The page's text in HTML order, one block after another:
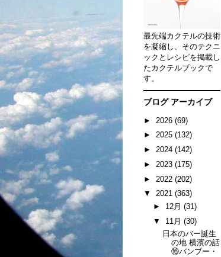
最先端カクテルの技術
を凝縮し、そのテクニ
ックとレシピを掲載し
たカクテルブックで
す。
ブログ アーカイブ
► 2026 (69)
► 2025 (132)
► 2024 (142)
► 2023 (175)
► 2022 (202)
▼ 2021 (363)
► 12月 (31)
▼ 11月 (30)
日本のバー誕生
の地 横濱の話
⑯バンブー・